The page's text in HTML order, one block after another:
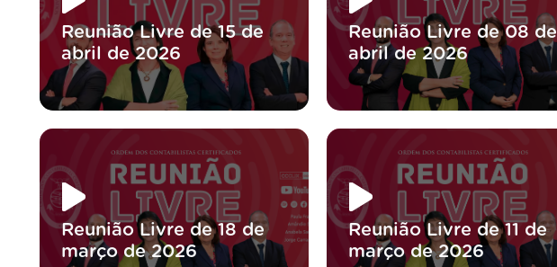
Reunião Livre de 15 de
abril de 2026
Reunião Livre de 08 de
abril de 2026
Reunião Livre de 18 de
março de 2026
Reunião Livre de 11 de
março de 2026